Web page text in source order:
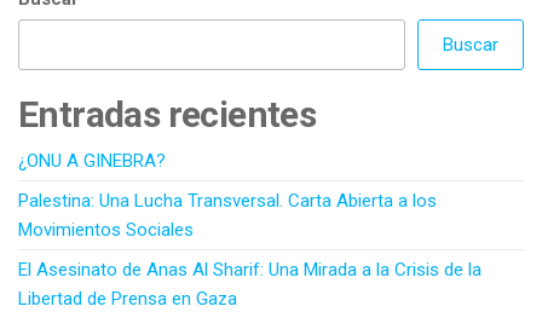
Buscar
Entradas recientes
¿ONU A GINEBRA?
Palestina: Una Lucha Transversal. Carta Abierta a los
Movimientos Sociales
El Asesinato de Anas Al Sharif: Una Mirada a la Crisis de la
Libertad de Prensa en Gaza